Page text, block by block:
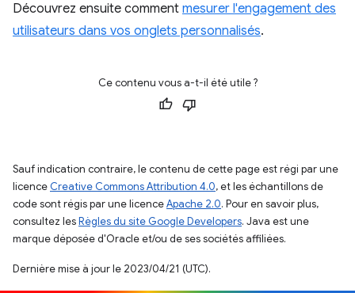
Découvrez ensuite comment mesurer l'engagement des
utilisateurs dans vos onglets personnalisés.
Ce contenu vous a-t-il été utile ?
Sauf indication contraire, le contenu de cette page est régi par une
licence Creative Commons Attribution 4.0, et les échantillons de
code sont régis par une licenceApache 2.0. Pour en savoir plus,
consultez lesRègles du site Google Developers. Java est une
marque déposée d'Oracle et/ou de ses sociétés affiliées.
Dernière mise à jour le 2023/04/21 (UTC).